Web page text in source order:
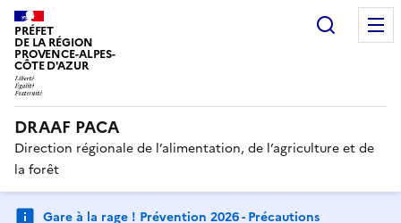
PRÉFET
DE LA RÉGION
PROVENCE-ALPES-
CÔTE D'AZUR
DRAAF PACA
Direction régionale de l’alimentation, de l’agriculture et de
la forêt
Gare à la rage ! Prévention 2026 - Précautions